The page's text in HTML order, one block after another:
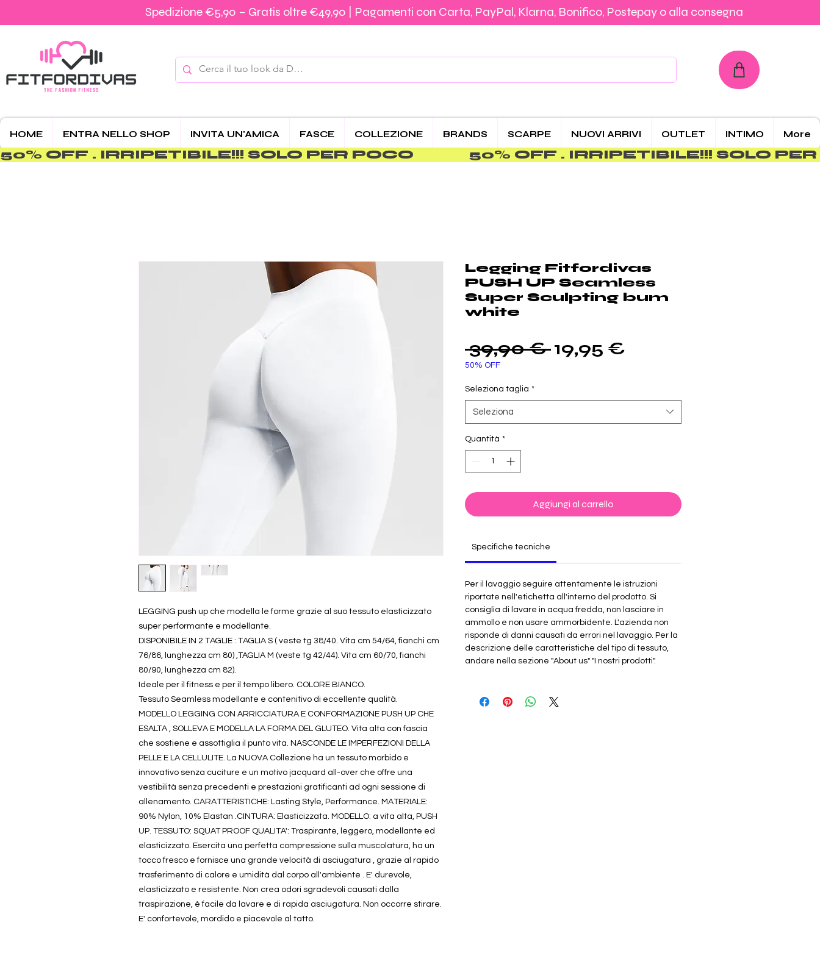
Spedizione €5,90 – Gratis da €39,90 | Pagamenti con Carta, PayPal, Klarna, Bonifico, Postepay o alla consegna
Spedizione €5,90 – Gratis oltre €49,90 | Pagamenti con Carta, PayPal, Klarna, Bonifico, Postepay o alla consegna
HOME ENTRA NELLO SHOP INVITA UN'AMICA FASCE COLLEZIONE BRANDS SCARPE NUOVI ARRIVI OUTLET INTIMO More
50% OFF . IRRIPETIBILE!!! SOLO PER POCO
LEGGING push up che modella le forme grazie al suo tessuto elasticizzato
super performante e modellante.
DISPONIBILE IN 2 TAGLIE : TAGLIA S ( veste tg 38/40. Vita cm 54/64, fianchi cm
76/86, lunghezza cm 80) ,TAGLIA M (veste tg 42/44). Vita cm 60/70, fianchi
80/90, lunghezza cm 82).
Ideale per il fitness e per il tempo libero. COLORE BIANCO.
Tessuto Seamless modellante e contenitivo di eccellente qualità.
MODELLO LEGGING CON ARRICCIATURA E CONFORMAZIONE PUSH UP CHE
ESALTA , SOLLEVA E MODELLA LA FORMA DEL GLUTEO. Vita alta con fascia
che sostiene e assottiglia il punto vita. NASCONDE LE IMPERFEZIONI DELLA
PELLE E LA CELLULITE. La NUOVA Collezione ha un tessuto morbido e
innovativo senza cuciture e un motivo jacquard all-over che offre una
vestibilità senza precedenti e prestazioni gratificanti ad ogni sessione di
allenamento. CARATTERISTICHE: Lasting Style, Performance. MATERIALE:
90% Nylon, 10% Elastan .CINTURA: Elasticizzata. MODELLO: a vita alta, PUSH
UP. TESSUTO: SQUAT PROOF QUALITA': Traspirante, leggero, modellante ed
elasticizzato. Esercita una perfetta compressione sulla muscolatura, ha un
tocco fresco e fornisce una grande velocità di asciugatura , grazie al rapido
trasferimento di calore e umidità dal corpo all'ambiente . E' durevole,
elasticizzato e resistente. Non crea odori sgradevoli causati dalla
traspirazione, è facile da lavare e di rapida asciugatura. Non occorre stirare.
E' confortevole, mordido e piacevole al tatto.
Legging Fitfordivas
PUSH UP Seamless
Super Sculpting bum
white
39,90 € Prezzo
19,95 €
50% OFF
Seleziona taglia *
Seleziona
Quantità *
Aggiungi al carrello
Specifiche tecniche
Per il lavaggio seguire attentamente le istruzioni
riportate nell'etichetta all'interno del prodotto. Si
consiglia di lavare in acqua fredda, non lasciare in
ammollo e non usare ammorbidente. L'azienda non
risponde di danni causati da errori nel lavaggio. Per la
descrizione delle caratteristiche del tipo di tessuto,
andare nella sezione "About us" "I nostri prodotti".